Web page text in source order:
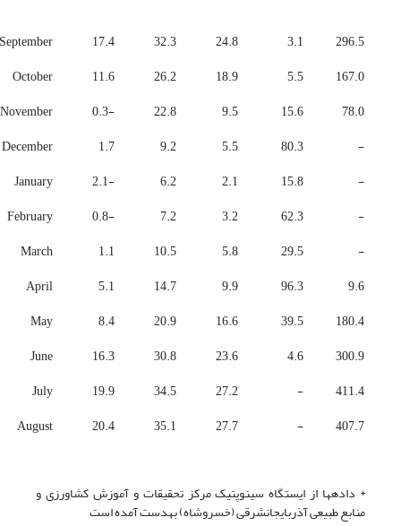
296.5
3.1
24.8
32.3
17.4
September
167.0
5.5
18.9
26.2
11.6
October
78.0
15.6
9.5
22.8
-0.3
November
-
80.3
5.5
9.2
1.7
December
-
15.8
2.1
6.2
-2.1
January
-
62.3
3.2
7.2
-0.8
February
-
29.5
5.8
10.5
1.1
March
9.6
96.3
9.9
14.7
5.1
April
180.4
39.5
16.6
20.9
8.4
May
300.9
4.6
23.6
30.8
16.3
June
411.4
-
27.2
34.5
19.9
July
407.7
-
27.7
35.1
20.4
August
* داده­ها از ایستگاه سینوپتیک مرکز تحقیقات و آموزش کشاورزی و
منابع طبیعی آذربایجانشرقی (خسروشاه) به­دست آمده است